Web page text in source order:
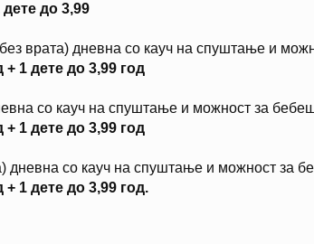
до 3,99
врата) дневна со кауч на спуштање и
1 дете до 3,99 год
со кауч на спуштање и можност за
1 дете до 3,99 год
со кауч на спуштање и можност за
1 дете до 3,99 год.